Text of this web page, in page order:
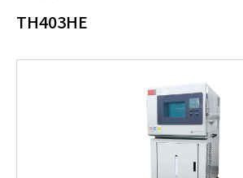
TH403HE